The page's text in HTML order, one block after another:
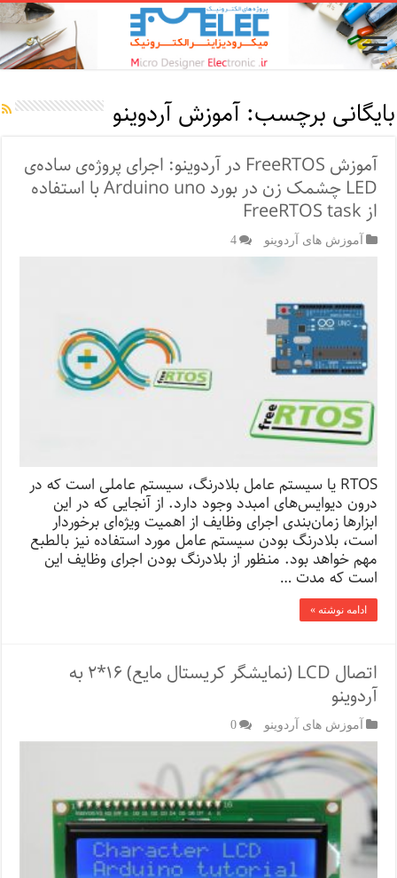
بایگانی برچسب:آموزش آردوینو
آموزش FreeRTOS در آردوینو: اجرای پروژه‌ی ساده‌ی
LED چشمک زن در بورد Arduino uno با استفاده
از FreeRTOS task
آموزش های آردوینو 4
RTOS یا سیستم عامل بلادرنگ، سیستم عاملی است که در
درون دیوایس‌های امبدد وجود دارد. از آنجایی که در این
ابزارها زمان‌بندی اجرای وظایف از اهمیت ویژه‌ای برخوردار
است، بلادرنگ بودن سیستم عامل مورد استفاده نیز بالطبع
مهم خواهد بود. منظور از بلادرنگ بودن اجرای وظایف این
است که مدت …
ادامه نوشته »
اتصال LCD (نمایشگر کریستال مایع) ۱۶*۲ به
آردوینو
آموزش های آردوینو 0